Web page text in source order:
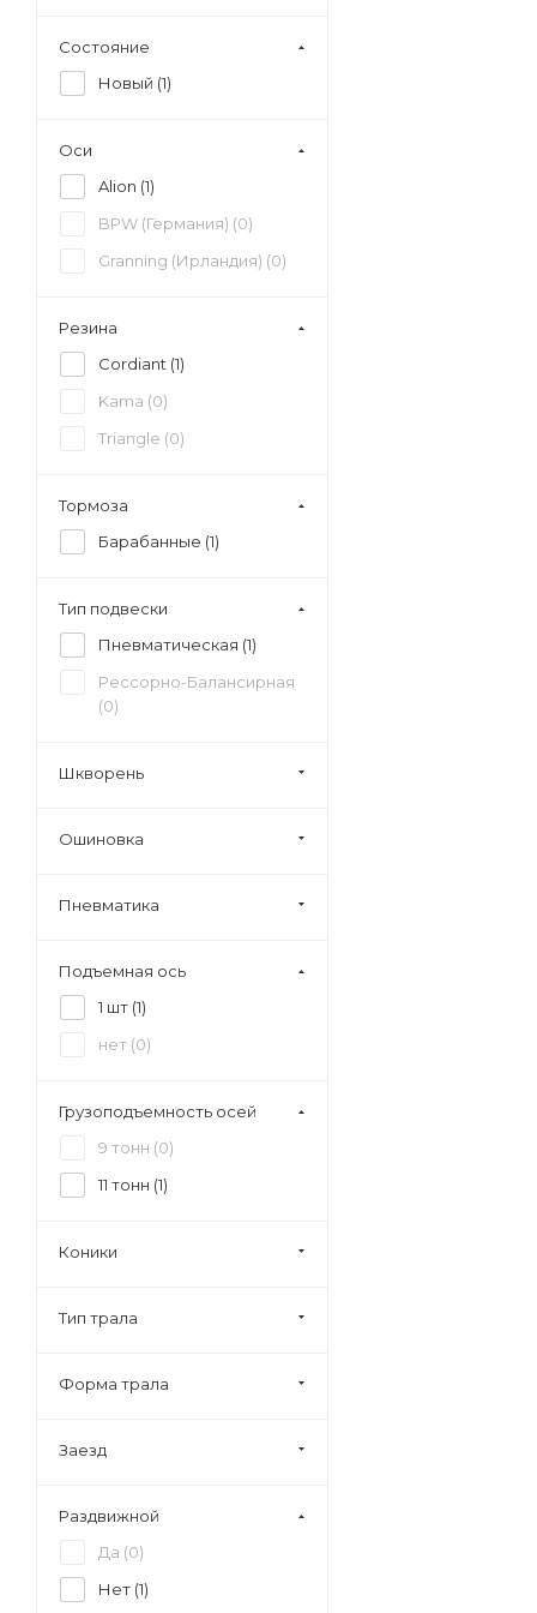
Состояние
Новый (1)
Оси
Alion (1)
BPW (Германия) (0)
Granning (Ирландия) (0)
Резина
Cordiant (1)
Kama (0)
Triangle (0)
Тормоза
Барабанные (1)
Тип подвески
Пневматическая (1)
Рессорно-Балансирная
(0)
Шкворень
Ошиновка
Пневматика
Подъемная ось
1 шт (1)
нет (0)
Грузоподъемность осей
9 тонн (0)
11 тонн (1)
Коники
Тип трала
Форма трала
Заезд
Раздвижной
Да (0)
Нет (1)